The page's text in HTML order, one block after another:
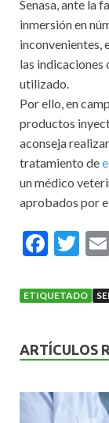
Senasa, ante la
inmersión en
inconvenientes,
las
utilizado.
Por ello, en
productos
aconseja
tratamiento de
un médico
aprobados por
F
e
o
o
k
T
itt
ETIQUETADO
ARTÍCULOS